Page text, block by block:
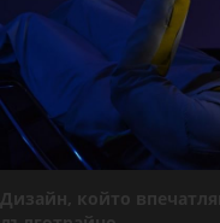
Дизайн, който